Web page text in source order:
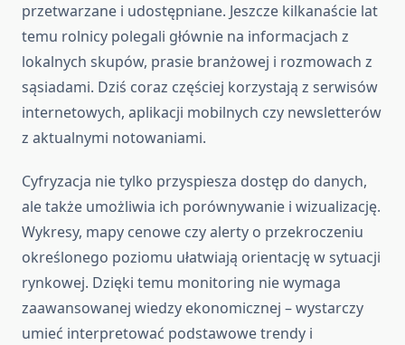
przetwarzane i udostępniane. Jeszcze kilkanaście lat
temu rolnicy polegali głównie na informacjach z
lokalnych skupów, prasie branżowej i rozmowach z
sąsiadami. Dziś coraz częściej korzystają z serwisów
internetowych, aplikacji mobilnych czy newsletterów
z aktualnymi notowaniami.
Cyfryzacja nie tylko przyspiesza dostęp do danych,
ale także umożliwia ich porównywanie i wizualizację.
Wykresy, mapy cenowe czy alerty o przekroczeniu
określonego poziomu ułatwiają orientację w sytuacji
rynkowej. Dzięki temu monitoring nie wymaga
zaawansowanej wiedzy ekonomicznej – wystarczy
umieć interpretować podstawowe trendy i